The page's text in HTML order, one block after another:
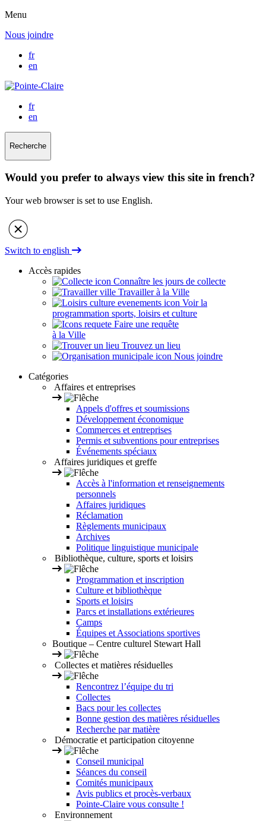
Menu
Nous joindre
fr
en
fr
en
Recherche
Would you prefer to always view this site in french?
Your web browser is set to use English.
Switch to english
Accès rapides
Connaître les jours de collecte
Travailler à la Ville
Voir la
programmation sports, loisirs et culture
Faire une requête
à la Ville
Trouvez un lieu
Nous joindre
Catégories
Affaires et entreprises
Appels d'offres et soumissions
Développement économique
Commerces et entreprises
Permis et subventions pour entreprises
Événements spéciaux
Affaires juridiques et greffe
Accès à l'information et renseignements
personnels
Affaires juridiques
Réclamation
Règlements municipaux
Archives
Politique linguistique municipale
Bibliothèque, culture, sports et loisirs
Programmation et inscription
Culture et bibliothèque
Sports et loisirs
Parcs et installations extérieures
Camps
Équipes et Associations sportives
Boutique – Centre culturel Stewart Hall
Collectes et matières résiduelles
Rencontrez l’équipe du tri
Collectes
Bacs pour les collectes
Bonne gestion des matières résiduelles
Recherche par matière
Démocratie et participation citoyenne
Conseil municipal
Séances du conseil
Comités municipaux
Avis publics et procès-verbaux
Pointe-Claire vous consulte !
Environnement